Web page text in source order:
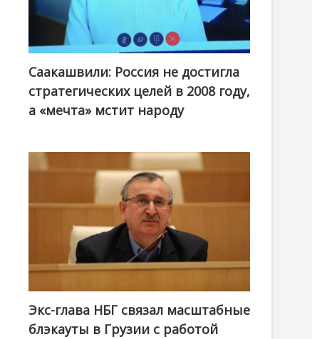
Саакашвили: Россия не достигла
стратегических целей в 2008 году,
а «мечта» мстит народу
Экс-глава НБГ связал масштабные
блэкауты в Грузии с работой